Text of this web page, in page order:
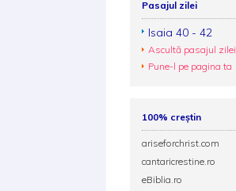
Pasajul zilei
Isaia 40 - 42
Ascultă pasajul zilei
Pune-l pe pagina ta
100% creștin
ariseforchrist.com
cantaricrestine.ro
eBiblia.ro